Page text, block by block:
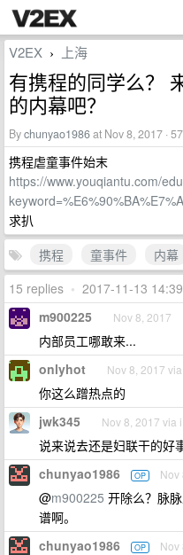
V2EX › 上海
有携程的同学么？
的内幕吧？
Bychunyao1986at Nov 8, 2017 ·
携程虐童事件始末
https://www.youqiantu.com/
求扒
携程
童事件 内幕
15 replies • 2017-11-13
m900225 Nov 8, 2017
内部员工哪敢来...
onlyhot Nov 8, 2017
你这么蹭热点的
jwk345 Nov 8, 2017 via
说来说去还是妇联干的好
chunyao1986 OP Nov
@m900225 开除么？脉
谱啊。
chunyao1986 OP Nov